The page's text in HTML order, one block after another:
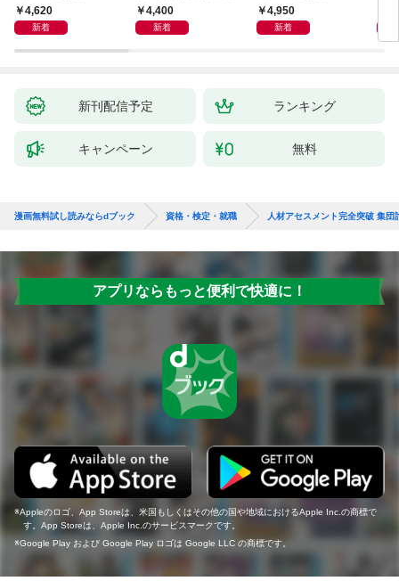
度版】
4,620
新着
【2027年度版】
4,400
新着
度版】
4,950
新着
新刊配信予定 ランキング
キャンペーン 無料
漫画無料試し読みならdブック 資格・検定・就職 人材アセスメント完全突破 集
アプリならもっと便利で快適に！
Appleのロゴ、App Storeは、米国もしくはその他の国や地域におけるApple Inc.の商標で
す。App Storeは、Apple Inc.のサービスマークです。
Google Play および Google Play ロゴは Google LLC の商標です。